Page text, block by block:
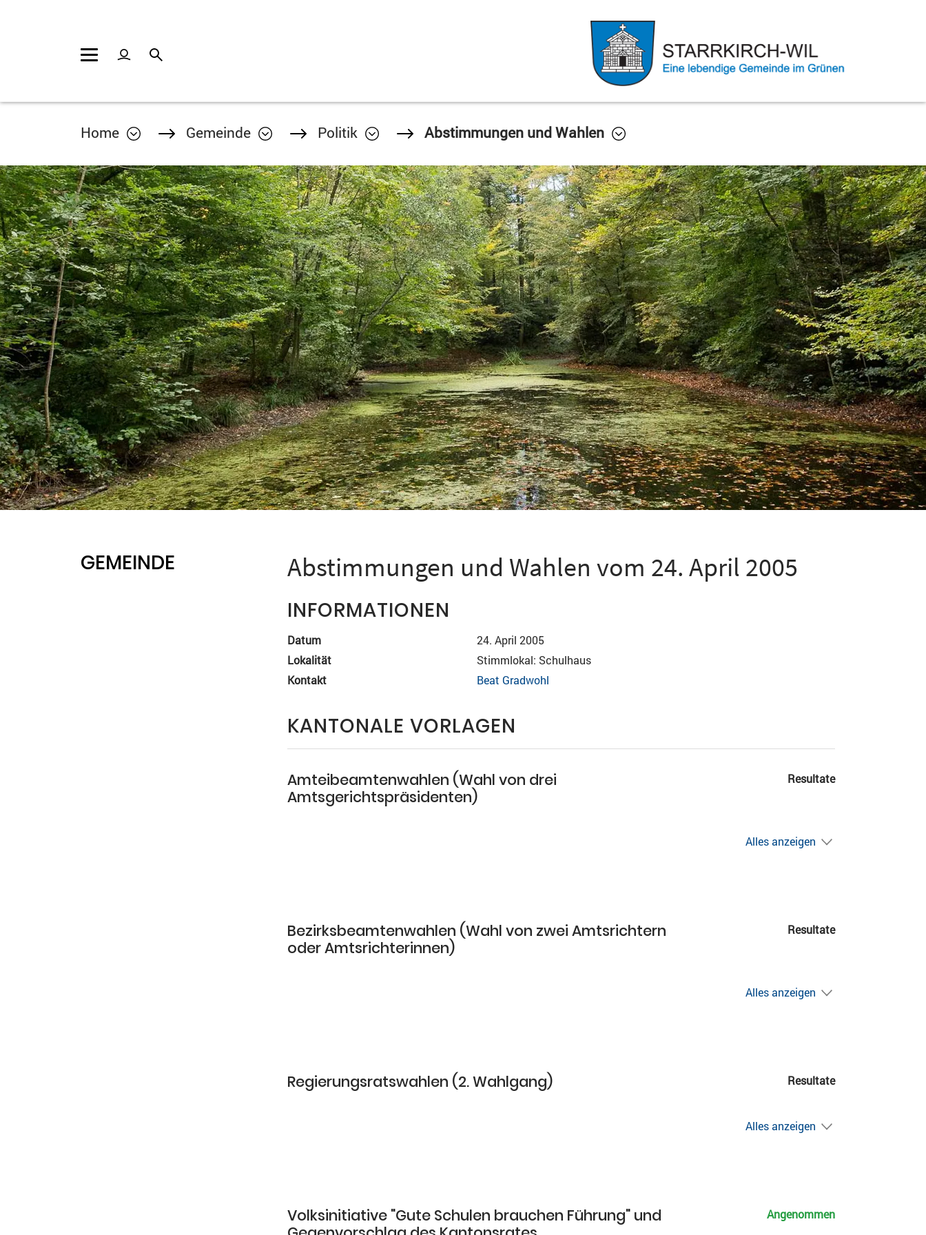
Home Gemeinde Politik Abstimmungen und Wahlen
GEMEINDE Abstimmungen und Wahlen vom 24. April 2005
INFORMATIONEN
Datum
24. April 2005
Lokalität
Stimmlokal: Schulhaus
Kontakt
Beat Gradwohl
KANTONALE VORLAGEN
Amteibeamtenwahlen (Wahl von drei
Amtsgerichtspräsidenten)
Resultate
Alles anzeigen
Bezirksbeamtenwahlen (Wahl von zwei Amtsrichtern
oder Amtsrichterinnen)
Resultate
Alles anzeigen
Regierungsratswahlen (2. Wahlgang) Resultate
Alles anzeigen
Volksinitiative "Gute Schulen brauchen Führung" und
Angenommen